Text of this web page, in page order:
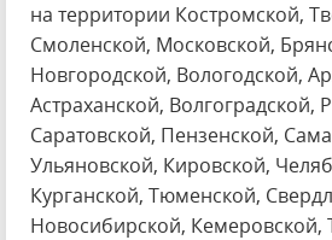
на территории Костромской,
Смоленской, Московской,
Новгородской, Вологодской,
Астраханской, Волгоградской,
Саратовской, Пензенской,
Ульяновской, Кировской,
Курганской, Тюменской,
Новосибирской, Кемеровской,